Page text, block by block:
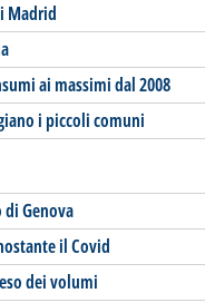
Madrid
ai massimi dal 2008
i piccoli comuni
Genova
il Covid
dei volumi